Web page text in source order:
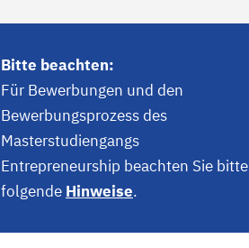
Bitte beachten:
Für Bewerbungen und den
Bewerbungsprozess des
Masterstudiengangs
Entrepreneurship beachten Sie bitte
folgende Hinweise.